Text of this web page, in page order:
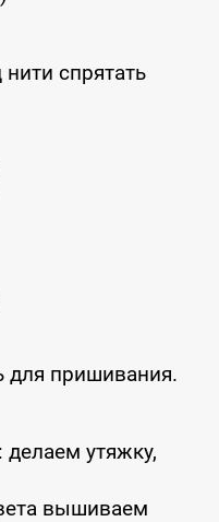
нити спрятать
для пришивания.
утяжку,
вышиваем